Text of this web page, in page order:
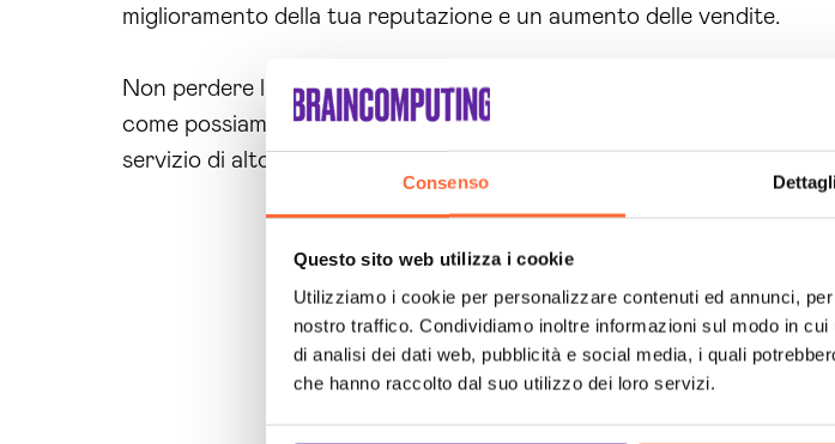
Consenso
Questo sito web utilizza i cookie
Utilizziamo i cookie per personalizzare contenuti ed annunci,
nostro traffico. Condividiamo inoltre informazioni sul modo in
di analisi dei dati web, pubblicità e social media, i quali
che hanno raccolto dal suo utilizzo dei loro servizi.
miglioramento della tua reputazione e un aumento delle vendite.
Non perdere l’opportunità di fare crescere il tuo business online con
come possiamo aiutarti a raggiungere i tuoi obiettivi di marketing e
servizio di alto livello e di risultati concreti. Comincia a ottenere